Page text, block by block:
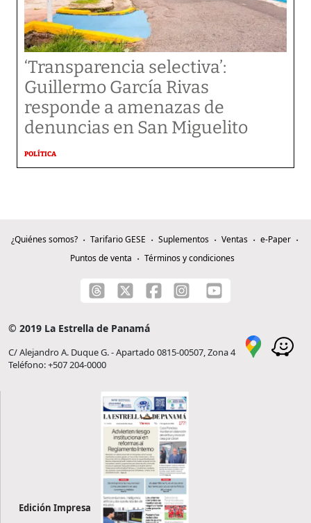
‘Transparencia selectiva’:
Guillermo García Rivas
responde a amenazas de
denuncias en San Miguelito
POLÍTICA
¿Quiénes somos? Tarifario GESE Suplementos Ventas
e-Paper
Puntos de venta
Términos y condiciones
© 2019 La Estrella de Panamá
C/ Alejandro A. Duque G. - Apartado 0815-00507, Zona 4
Teléfono: +507 204-0000
Edición Impresa